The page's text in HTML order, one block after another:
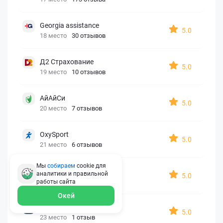
Georgia assistance
18 место 30 отзывов
5.0
Д2 Страхование
19 место 10 отзывов
5.0
АйАйСи
20 место 7 отзывов
5.0
OxySport
21 место 6 отзывов
5.0
ERGO AXA
22 место 2 отзыва
5.0
Oxy Travel Premium
23 место 1 отзыв
5.0
Мы собираем cookie для
аналитики и правильной
работы сайта
Окей